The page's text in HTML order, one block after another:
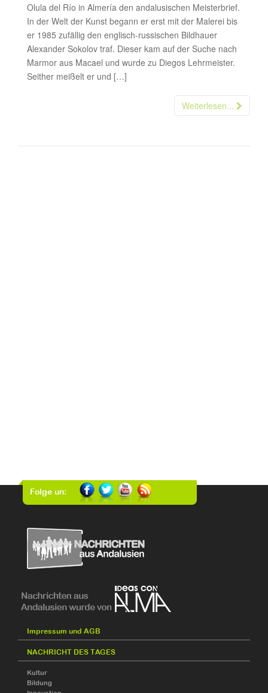
Olula del Río in Almería den andalusischen Meisterbrief.
In der Welt der Kunst begann er erst mit der Malerei bis
er 1985 zufällig den englisch-russischen Bildhauer
Alexander Sokolov traf. Dieser kam auf der Suche nach
Marmor aus Macael und wurde zu Diegos Lehrmeister.
Seither meißelt er und […]
Weiterlesen...
Folge un:
Impressum und AGB
NACHRICHT DES TAGES
Kultur
Bildung